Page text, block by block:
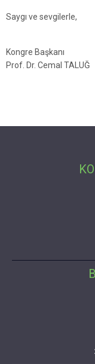
Saygı ve sevgilerle,
Prof. Dr. Cemal TALUĞ